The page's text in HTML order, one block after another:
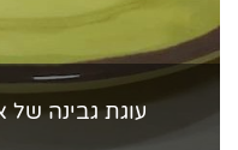
עוגת גבינה